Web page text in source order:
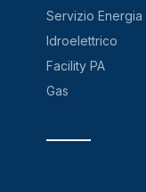
Servizio Energia
Idroelettrico
Facility PA
Gas